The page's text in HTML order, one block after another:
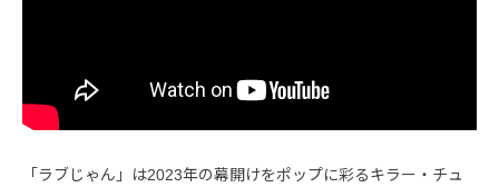
「ラブじゃん」は2023年の幕開けをポップに彩るキラー・チュ